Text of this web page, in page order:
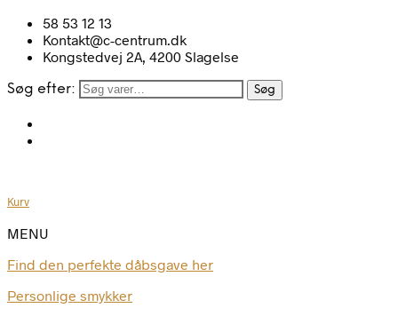
58 53 12 13
Kontakt@c-centrum.dk
Kongstedvej 2A, 4200 Slagelse
Søg efter: Søg
Kurv
MENU
Find den perfekte dåbsgave her
Personlige smykker